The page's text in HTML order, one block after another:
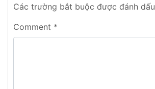
Các trường bắt buộc được đánh dấu
Comment *